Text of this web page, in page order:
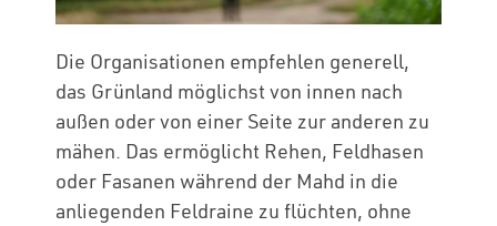
Die Organisationen empfehlen generell,
das Grünland möglichst von innen nach
außen oder von einer Seite zur anderen zu
mähen. Das ermöglicht Rehen, Feldhasen
oder Fasanen während der Mahd in die
anliegenden Feldraine zu flüchten, ohne